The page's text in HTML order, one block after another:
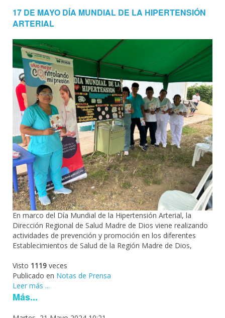
17 DE MAYO DÍA MUNDIAL DE LA HIPERTENSIÓN
ARTERIAL
En marco del Día Mundial de la Hipertensión Arterial, la
Dirección Regional de Salud Madre de Dios viene realizando
actividades de prevención y promoción en los diferentes
Establecimientos de Salud de la Región Madre de Dios,
Visto 1119 veces
Publicado en Notas de Prensa
Leer más ...
Más...